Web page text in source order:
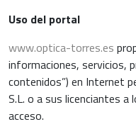
Uso del portal
www.optica-torres.es
informaciones, servicios,
contenidos”) en Internet
S.L. o a sus licenciantes a
acceso.